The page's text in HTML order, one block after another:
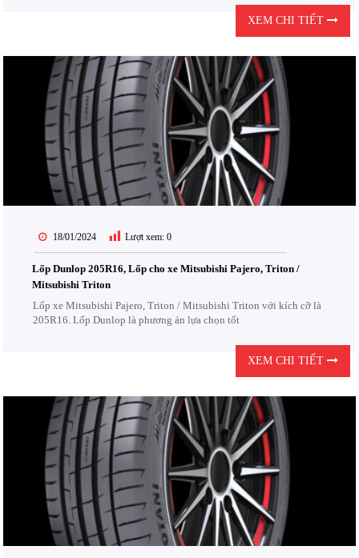
XEM CHI TIẾT
18/01/2024 Lượt xem: 0
Lốp Dunlop 205R16, Lốp cho xe Mitsubishi Pajero, Triton /
Mitsubishi Triton
Lốp xe Mitsubishi Pajero, Triton / Mitsubishi Triton với kích cỡ là
205R16. Lốp Dunlop là phương án lựa chọn tốt
XEM CHI TIẾT